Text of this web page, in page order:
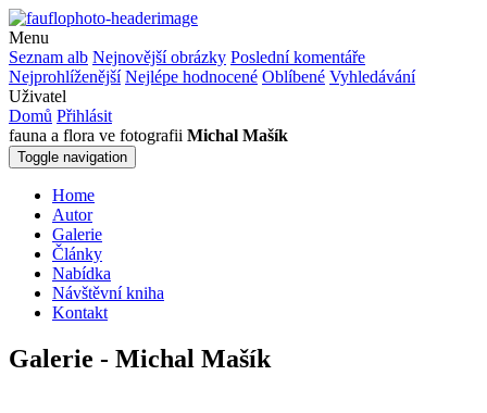
Menu
Seznam alb Nejnovější obrázky Poslední komentáře
Nejprohlíženější Nejlépe hodnocené Oblíbené Vyhledávání
Uživatel
Domů Přihlásit
fauna a flora ve fotografii Michal Mašík
Toggle navigation
Home
Autor
Galerie
Články
Nabídka
Návštěvní kniha
Kontakt
Galerie - Michal Mašík